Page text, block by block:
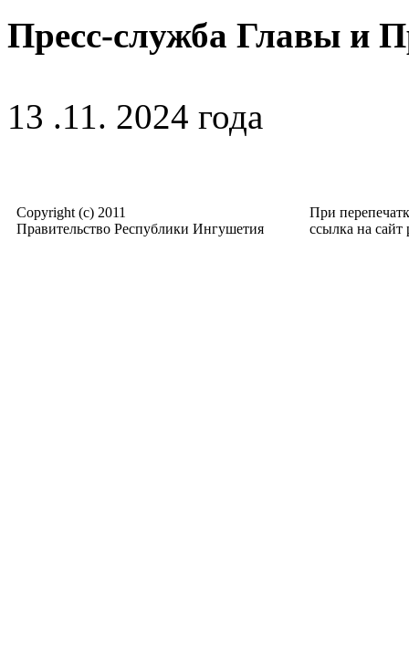
Пресс-служба Главы и
13 .11. 2024 года
Copyright (c) 2011
Правительство Республики Ингушетия
При
ссылка на сайт